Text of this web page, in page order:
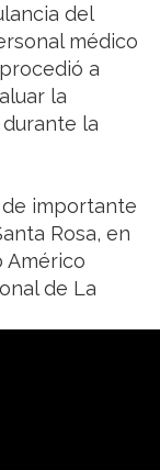
del
médico
a
la
la
importante
Rosa, en
Américo
de La